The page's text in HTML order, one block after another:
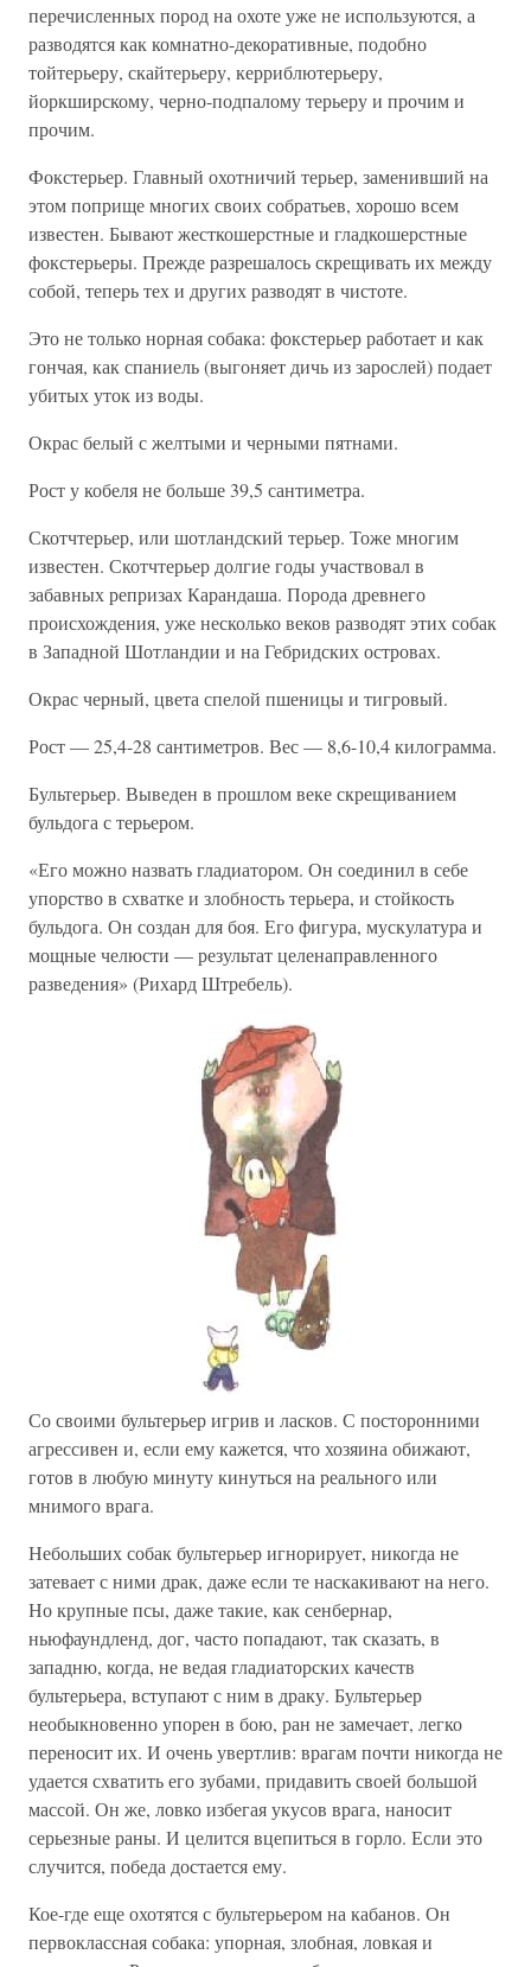
перечисленных пород на охоте уже не используются, а
разводятся как комнатно-декоративные, подобно
тойтерьеру, скайтерьеру, керриблютерьеру,
йоркширскому, черно-подпалому терьеру и прочим и
прочим.
Фокстерьер. Главный охотничий терьер, заменивший на
этом поприще многих своих собратьев, хорошо всем
известен. Бывают жесткошерстные и гладкошерстные
фокстерьеры. Прежде разрешалось скрещивать их между
собой, теперь тех и других разводят в чистоте.
Это не только норная собака: фокстерьер работает и как
гончая, как спаниель (выгоняет дичь из зарослей) подает
убитых уток из воды.
Окрас белый с желтыми и черными пятнами.
Рост у кобеля не больше 39,5 сантиметра.
Скотчтерьер, или шотландский терьер. Тоже многим
известен. Скотчтерьер долгие годы участвовал в
забавных репризах Карандаша. Порода древнего
происхождения, уже несколько веков разводят этих собак
в Западной Шотландии и на Гебридских островах.
Окрас черный, цвета спелой пшеницы и тигровый.
Рост — 25,4-28 сантиметров. Вес — 8,6-10,4 килограмма.
Бультерьер. Выведен в прошлом веке скрещиванием
бульдога с терьером.
«Его можно назвать гладиатором. Он соединил в себе
упорство в схватке и злобность терьера, и стойкость
бульдога. Он создан для боя. Его фигура, мускулатура и
мощные челюсти — результат целенаправленного
разведения» (Рихард Штребель).
Со своими бультерьер игрив и ласков. С посторонними
агрессивен и, если ему кажется, что хозяина обижают,
готов в любую минуту кинуться на реального или
мнимого врага.
Небольших собак бультерьер игнорирует, никогда не
затевает с ними драк, даже если те наскакивают на него.
Но крупные псы, даже такие, как сенбернар,
ньюфаундленд, дог, часто попадают, так сказать, в
западню, когда, не ведая гладиаторских качеств
бультерьера, вступают с ним в драку. Бультерьер
необыкновенно упорен в бою, ран не замечает, легко
переносит их. И очень увертлив: врагам почти никогда не
удается схватить его зубами, придавить своей большой
массой. Он же, ловко избегая укусов врага, наносит
серьезные раны. И целится вцепиться в горло. Если это
случится, победа достается ему.
Кое-где еще охотятся с бультерьером на кабанов. Он
первоклассная собака: упорная, злобная, ловкая и